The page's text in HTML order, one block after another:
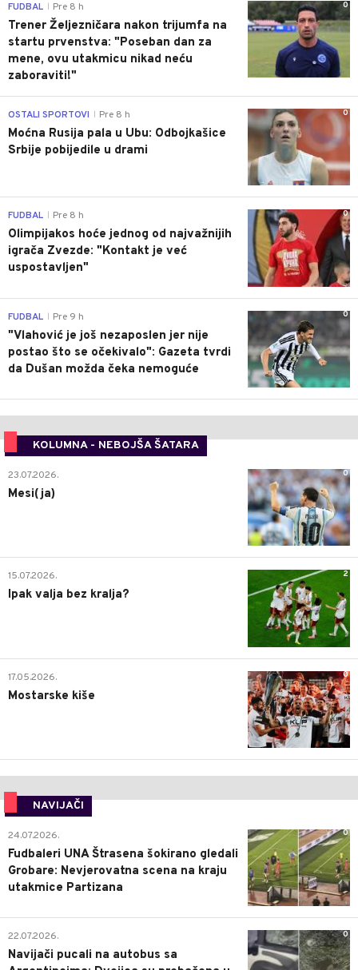
0
FUDBAL Pre 8 h
Trener Željezničara nakon trijumfa na
startu prvenstva: "Poseban dan za
mene, ovu utakmicu nikad neću
zaboraviti!"
0
OSTALI SPORTOVI Pre 8 h
Moćna Rusija pala u Ubu: Odbojkašice
Srbije pobijedile u drami
0
FUDBAL Pre 8 h
Olimpijakos hoće jednog od najvažnijih
igrača Zvezde: "Kontakt je već
uspostavljen"
0
FUDBAL Pre 9 h
"Vlahović je još nezaposlen jer nije
postao što se očekivalo": Gazeta tvrdi
da Dušan možda čeka nemoguće
KOLUMNA - NEBOJŠA ŠATARA
0
23.07.2026.
Mesi(ja)
2
15.07.2026.
Ipak valja bez kralja?
0
17.05.2026.
Mostarske kiše
NAVIJAČI
0
24.07.2026.
Fudbaleri UNA Štrasena šokirano gledali
Grobare: Nevjerovatna scena na kraju
utakmice Partizana
0
22.07.2026.
Navijači pucali na autobus sa